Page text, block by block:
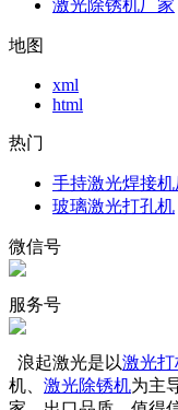
激光除锈机厂家
地图
xml
html
热门
手持激光焊接机
玻璃激光打孔机
微信号
服务号
浪起激光是以激光
机、 激光除锈机为主